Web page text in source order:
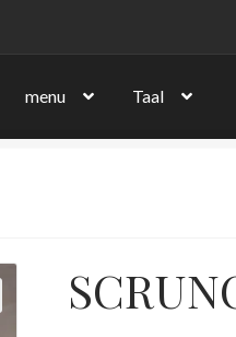
menu Taal